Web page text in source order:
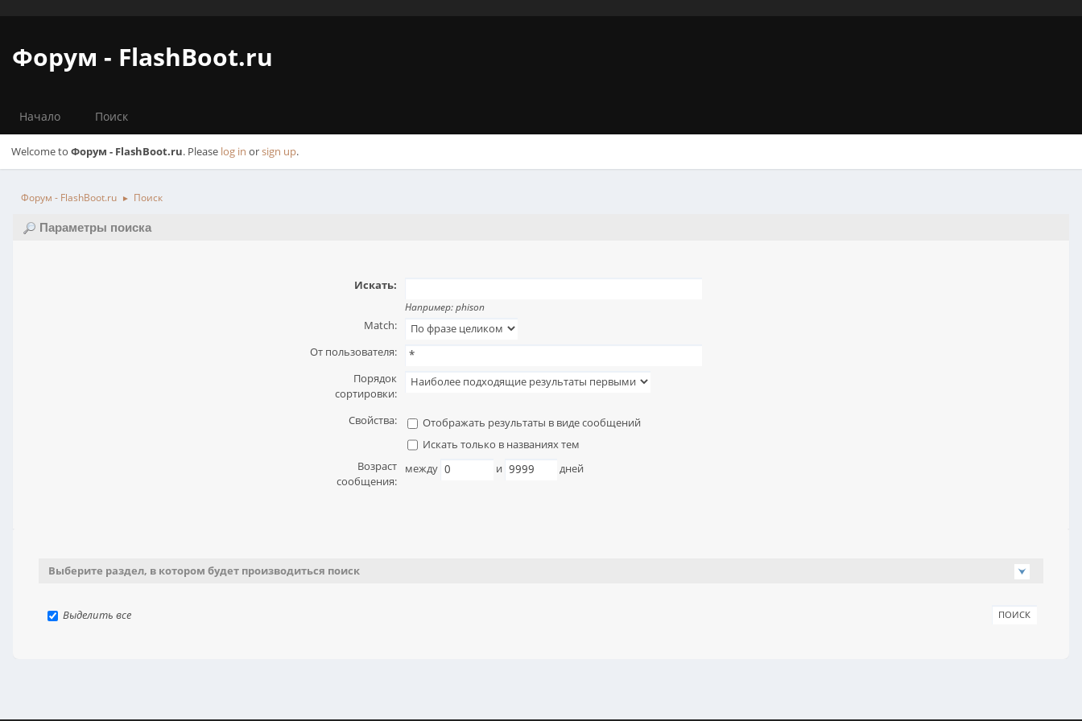
Форум - FlashBoot.ru
Начало Поиск
Welcome to Форум - FlashBoot.ru. Please log in orsign up.
Форум - FlashBoot.ru ► Поиск
Параметры поиска
Искать:
Например:phison
Match:
От пользователя:
Порядок
сортировки:
Свойства:
Отображать результаты в виде сообщений
Искать только в названиях тем
Возраст
сообщения:
между и дней
Выберите раздел, в котором будет производиться поиск
Выделить все